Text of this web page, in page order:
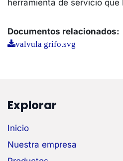
herramienta de servicio que
Documentos relacionados:
valvula grifo.svg
Explorar
Inicio
Nuestra empresa